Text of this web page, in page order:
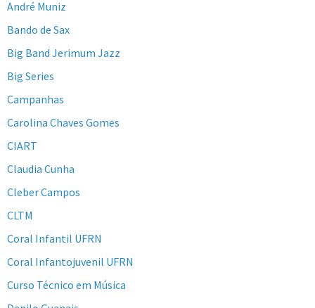
André Muniz
Bando de Sax
Big Band Jerimum Jazz
Big Series
Campanhas
Carolina Chaves Gomes
CIART
Claudia Cunha
Cleber Campos
CLTM
Coral Infantil UFRN
Coral Infantojuvenil UFRN
Curso Técnico em Música